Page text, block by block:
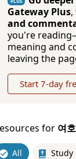
Gateway Plus,
and
you're
meaning and
leaving the
Start 7-day
for 여
All Study